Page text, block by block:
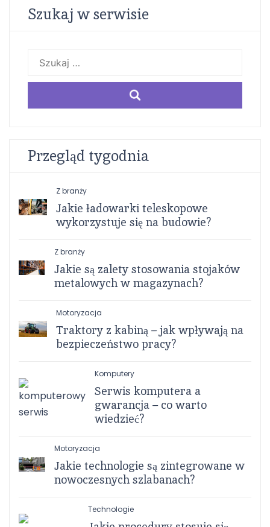
Szukaj w serwisie
Szukaj:
Przegląd tygodnia
Z branży
Jakie ładowarki teleskopowe
wykorzystuje się na budowie?
Z branży
Jakie są zalety stosowania stojaków
metalowych w magazynach?
Motoryzacja
Traktory z kabiną – jak wpływają na
bezpieczeństwo pracy?
Komputery
Serwis komputera a
gwarancja – co warto
wiedzieć?
Motoryzacja
Jakie technologie są zintegrowane w
nowoczesnych szlabanach?
Technologie